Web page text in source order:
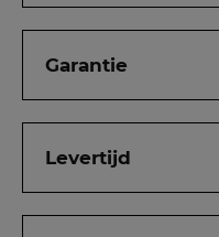
Garantie
Levertijd